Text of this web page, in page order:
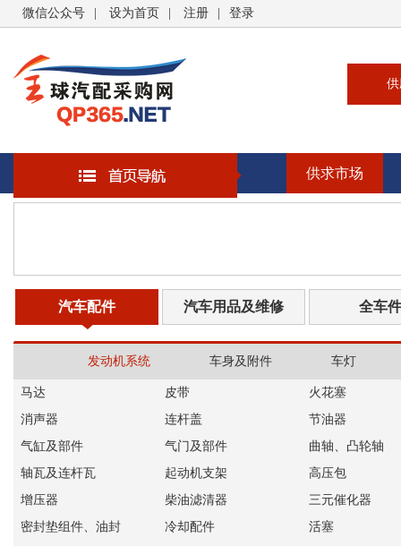
微信公众号 设为首页 注册 登录
供求市场
汽车配件 汽车用品及维修 全车件
发动机系统 车身及附件 车灯
马达 皮带
火花塞
消声器
连杆盖
节油器
气缸及部件
气门及部件
曲轴、凸轮轴
轴瓦及连杆瓦
起动机支架
高压包
增压器
柴油滤清器
三元催化器
密封垫组件、油封
冷却配件 活塞